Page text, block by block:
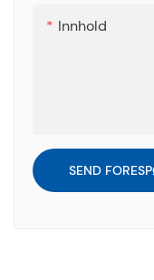
Innhold
SEND